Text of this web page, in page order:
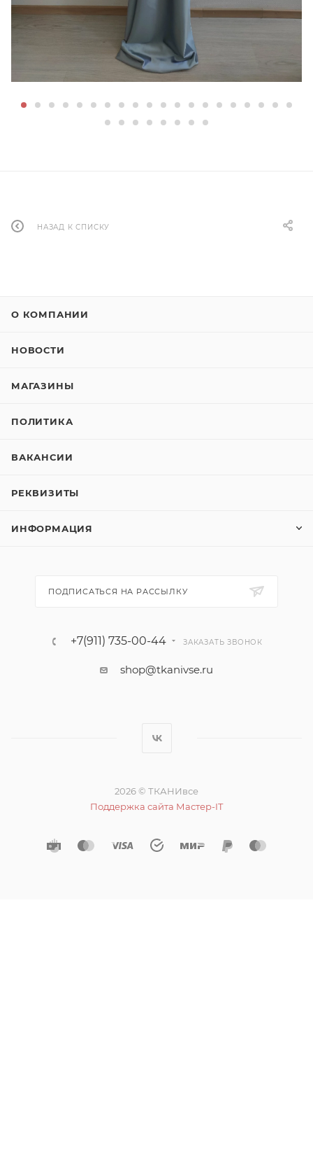
НАЗАД К СПИСКУ
О КОМПАНИИ
НОВОСТИ
МАГАЗИНЫ
ПОЛИТИКА
ВАКАНСИИ
РЕКВИЗИТЫ
ИНФОРМАЦИЯ
ПОДПИСАТЬСЯ НА РАССЫЛКУ
+7(911) 735-00-44 ЗАКАЗАТЬ ЗВОНОК
shop@tkanivse.ru
2026 © ТКАНИвсе
Поддержка сайта Мастер-IT